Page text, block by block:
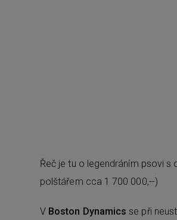
Řeč je tu o legendráním psovi s
polštářem cca 1 700 000,--)
V Boston Dynamics se při